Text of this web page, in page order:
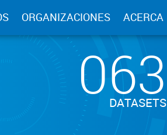
ORGANIZACIONES ACERCA
063
DATASETS